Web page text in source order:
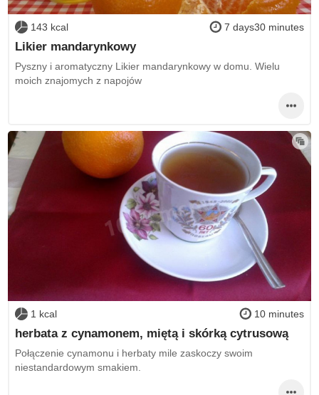
143 kcal 7 days30 minutes
Likier mandarynkowy
Pyszny i aromatyczny Likier mandarynkowy w domu. Wielu
moich znajomych z napojów
1 kcal 10 minutes
herbata z cynamonem, miętą i skórką cytrusową
Połączenie cynamonu i herbaty mile zaskoczy swoim
niestandardowym smakiem.